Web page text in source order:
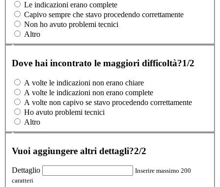
Le indicazioni erano complete
Capivo sempre che stavo procedendo correttamente
Non ho avuto problemi tecnici
Altro
Dove hai incontrato le maggiori difficoltà?1/2
A volte le indicazioni non erano chiare
A volte le indicazioni non erano complete
A volte non capivo se stavo procedendo correttamente
Ho avuto problemi tecnici
Altro
Vuoi aggiungere altri dettagli?2/2
Dettaglio
Inserire massimo 200
caratteri